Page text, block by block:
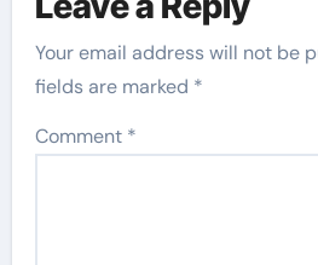
Your email address will not be
fields are marked *
Comment *